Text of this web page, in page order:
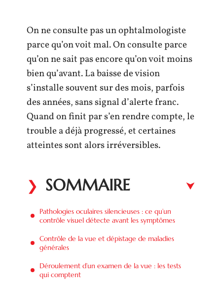
On ne consulte pas un ophtalmologiste
parce qu’on voit mal. On consulte parce
qu’on ne sait pas encore qu’on voit moins
bien qu’avant. La baisse de vision
s’installe souvent sur des mois, parfois
des années, sans signal d’alerte franc.
Quand on finit par s’en rendre compte, le
trouble a déjà progressé, et certaines
atteintes sont alors irréversibles.
SOMMAIRE
Pathologies oculaires silencieuses : ce qu’un
contrôle visuel détecte avant les symptômes
Contrôle de la vue et dépistage de maladies
générales
Déroulement d’un examen de la vue : les tests
qui comptent